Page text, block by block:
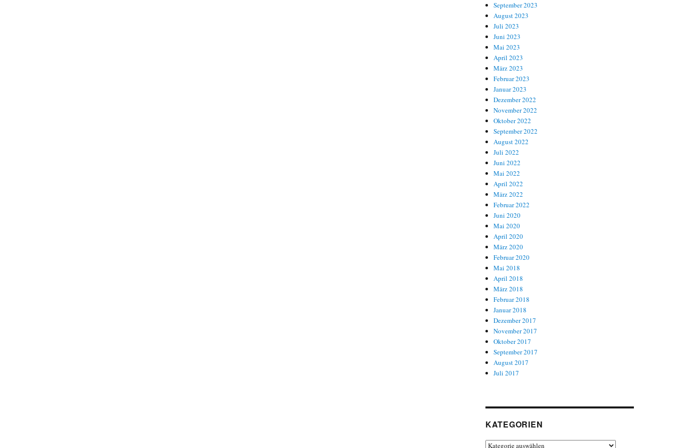
September 2023
August 2023
Juli 2023
Juni 2023
Mai 2023
April 2023
März 2023
Februar 2023
Januar 2023
Dezember 2022
November 2022
Oktober 2022
September 2022
August 2022
Juli 2022
Juni 2022
Mai 2022
April 2022
März 2022
Februar 2022
Juni 2020
Mai 2020
April 2020
März 2020
Februar 2020
Mai 2018
April 2018
März 2018
Februar 2018
Januar 2018
Dezember 2017
November 2017
Oktober 2017
September 2017
August 2017
Juli 2017
KATEGORIEN
Kategorien